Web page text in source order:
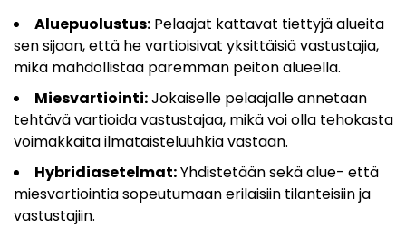
Aluepuolustus: Pelaajat kattavat tiettyjä alueita
sen sijaan, että he vartioisivat yksittäisiä vastustajia,
mikä mahdollistaa paremman peiton alueella.
Miesvartiointi:Jokaiselle pelaajalle annetaan
tehtävä vartioida vastustajaa, mikä voi olla tehokasta
voimakkaita ilmataisteluuhkia vastaan.
Hybridiasetelmat:Yhdistetään sekä alue- että
miesvartiointia sopeutumaan erilaisiin tilanteisiin ja
vastustajiin.